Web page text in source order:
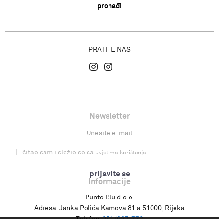
pronađi
PRATITE NAS
Newsletter
prijavite se
čitao sam i složio se sa uvjetima korištenja
Informacije
Punto Blu d.o.o.
Adresa: Janka Polića Kamova 81 a 51000, Rijeka